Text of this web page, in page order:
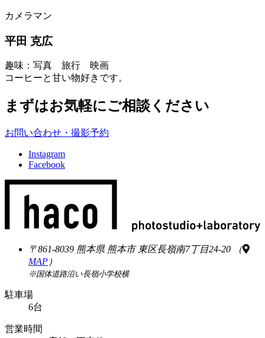
カメラマン
平田 克広
趣味：写真 旅行 映画
コーヒーと甘い物好きです。
まずはお気軽にご相談ください
お問い合わせ・撮影予約
Instagram
Facebook
〒861-8039 熊本県 熊本市 東区長嶺南7丁目24-20
（
MAP ）
※国体道路沿い長嶺小学校横
駐車場
6台
営業時間